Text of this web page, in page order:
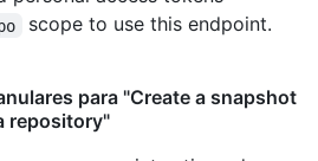
scope to use this endpoint.
para "Create a snapshot
repository"